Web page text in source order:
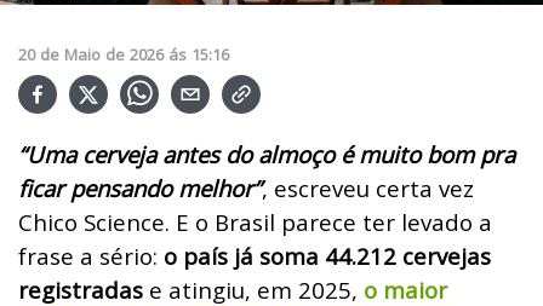
20 de Maio de 2026 ás 15:16
“Uma cerveja antes do almoço é muito bom pra
ficar pensando melhor”, escreveu certa vez
Chico Science. E o Brasil parece ter levado a
frase a sério: o país já soma 44.212 cervejas
registradas e atingiu, em 2025, o maior